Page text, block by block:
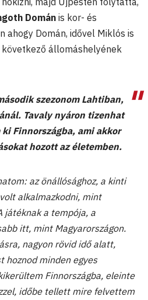
Dománis kor- és
ahogy Domán, idővel Miklós is
állomáshelyének
szezonom Lahtiban,
Tavaly nyáron tizenhat
Finnországba, ami akkor
hozott az életemben.
az önállósághoz, a kinti
alkalmazkodni, mint
játéknak a tempója, a
itt, mint Magyarországon.
nagyon rövid idő alatt,
hoznod minden egyes
Finnországba, eleinte
időbe tellett mire felvettem